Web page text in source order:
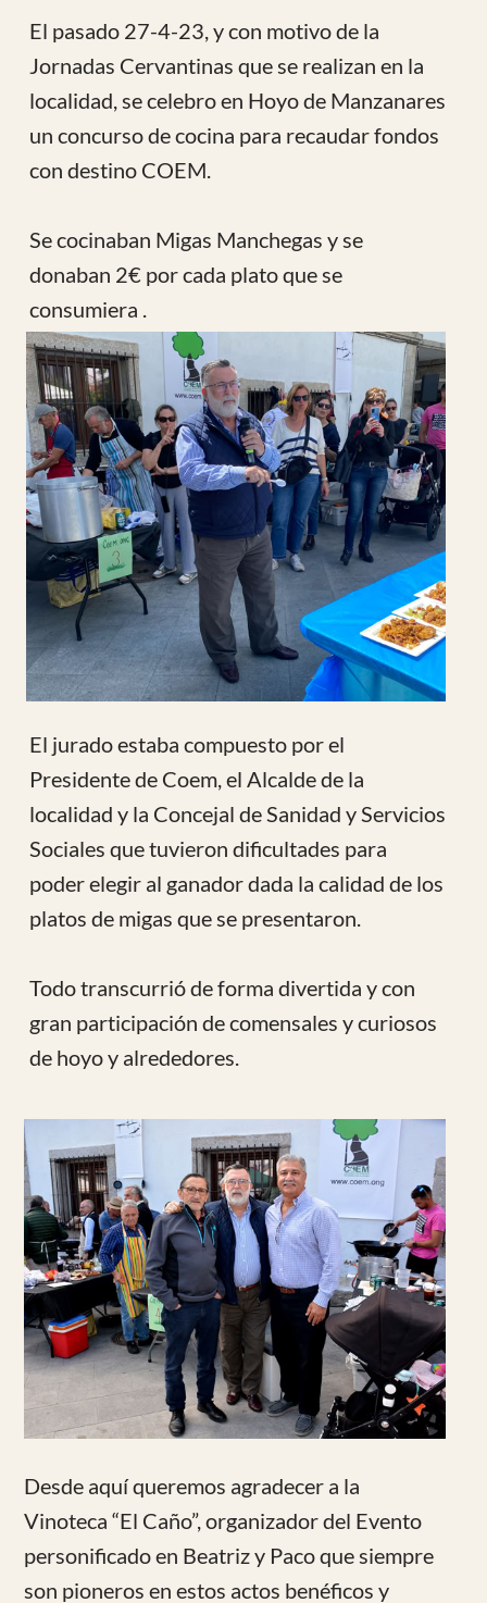
El jurado estaba compuesto por el
Presidente de Coem, el Alcalde de la
localidad y la Concejal de Sanidad y Servicios
Sociales que tuvieron dificultades para
poder elegir al ganador dada la calidad de los
platos de migas que se presentaron.
Todo transcurrió de forma divertida y con
gran participación de comensales y curiosos
de hoyo y alrededores.
Desde aquí queremos agradecer a la
Vinoteca “El Caño”, organizador del Evento
son pioneros en estos actos benéficos y
sociales.
Por supuesto al pueblo de Hoyo
Sanidad por el apoyo que siempre prestan a
Por supuesto nuestro agradecimiento a Paco
(DOS40) Empresa, que de forma
desinteresada, facilito toda la infraestructura
de audio y a Kike que hizo de maravilloso
animador micrófono en mano.
En resumen un día divertido con una
de Dschang en Camerún.